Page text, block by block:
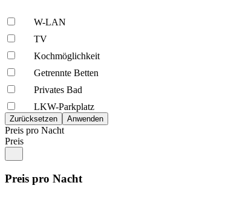
W-LAN
TV
Kochmöglich­keit
Getrennte Betten
Privates Bad
LKW-Parkplatz
Preis pro Nacht
Preis
Preis pro Nacht